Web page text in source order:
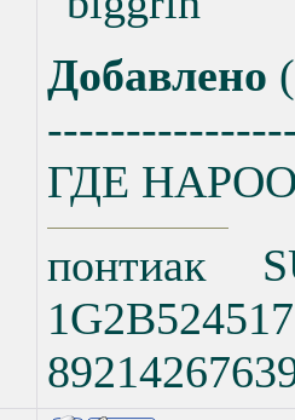
Добавлено
ГДЕ
понтиак